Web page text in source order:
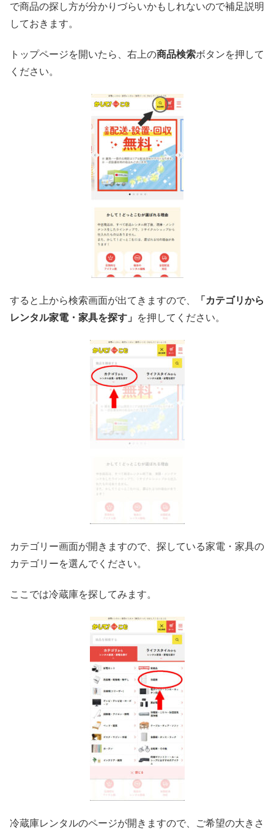
で商品の探し方が分かりづらいかもしれないので補足説明
しておきます。
トップページを開いたら、右上の商品検索ボタンを押して
ください。
すると上から検索画面が出てきますので、
「カテゴリから
レンタル家電・家具を探す」
を押してください。
カテゴリー画面が開きますので、探している家電・家具の
カテゴリーを選んでください。
ここでは冷蔵庫を探してみます。
冷蔵庫レンタルのページが開きますので、ご希望の大きさ